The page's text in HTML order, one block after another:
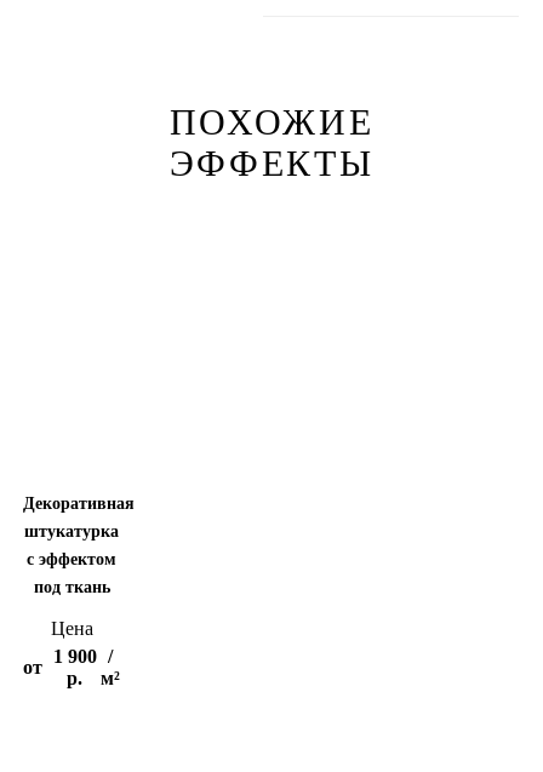
ПОХОЖИЕ
ЭФФЕКТЫ
Декоративная
штукатурка
с эффектом
под ткань
Цена
от
1 900
р.
/
м²